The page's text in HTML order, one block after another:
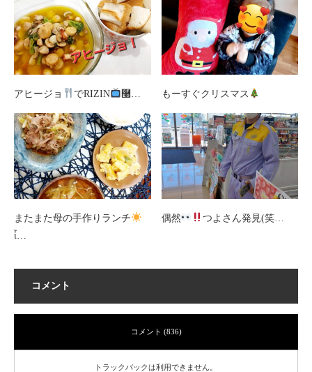
アヒージョ でRIZIN ࿠… もーすぐクリスマス
またまた母の手作りランチ
ἷ…
偶然 つよさん発見(笑…
コメント
コメント (836)
トラックバックは利用できません。